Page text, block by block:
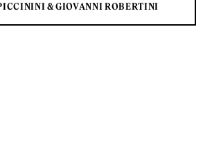
& GIOVANNI ROBERTINI